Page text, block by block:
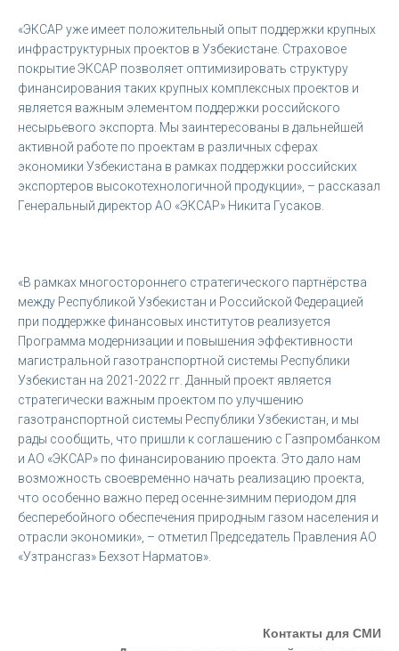
«ЭКСАР уже имеет положительный опыт поддержки крупных
инфраструктурных проектов в Узбекистане. Страховое
покрытие ЭКСАР позволяет оптимизировать структуру
финансирования таких крупных комплексных проектов и
является важным элементом поддержки российского
несырьевого экспорта. Мы заинтересованы в дальнейшей
активной работе по проектам в различных сферах
экономики Узбекистана в рамках поддержки российских
экспортеров высокотехнологичной продукции», – рассказал
Генеральный директор АО «ЭКСАР» Никита Гусаков.
«В рамках многостороннего стратегического партнёрства
между Республикой Узбекистан и Российской Федерацией
при поддержке финансовых институтов реализуется
Программа модернизации и повышения эффективности
магистральной газотранспортной системы Республики
Узбекистан на 2021-2022 гг. Данный проект является
стратегически важным проектом по улучшению
газотранспортной системы Республики Узбекистан, и мы
рады сообщить, что пришли к соглашению с Газпромбанком
и АО «ЭКСАР» по финансированию проекта. Это дало нам
возможность своевременно начать реализацию проекта,
что особенно важно перед осенне-зимним периодом для
бесперебойного обеспечения природным газом населения и
отрасли экономики», – отметил Председатель Правления АО
«Узтрансгаз» Бехзот Нарматов».
Контакты для СМИ